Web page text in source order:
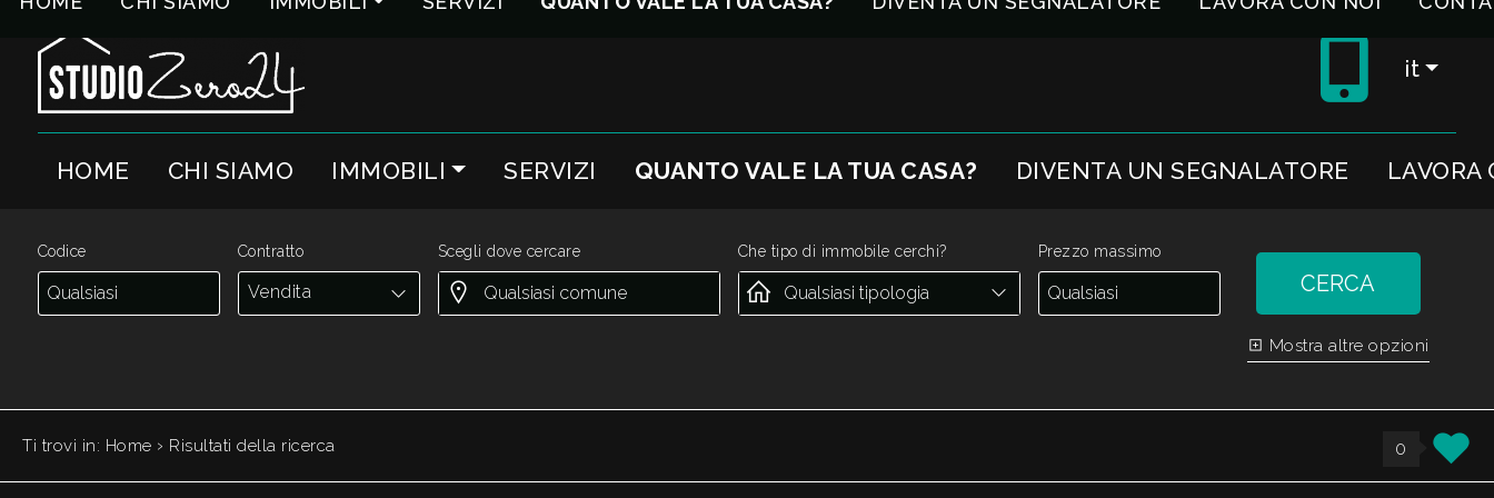
it
HOME CHI SIAMO IMMOBILI SERVIZI QUANTO VALE LA TUA CASA? DIVENTA UN SEGNALATORE LAVORA
Codice Contratto
Vendita
Scegli dove cercare Che tipo di immobile cerchi? Prezzo massimo
CERCA
Mostra altre opzioni
Ti trovi in: Home › Risultati della ricerca 0
HOME
SERVIZI
Codice
Contratto
Vendita
Scegli